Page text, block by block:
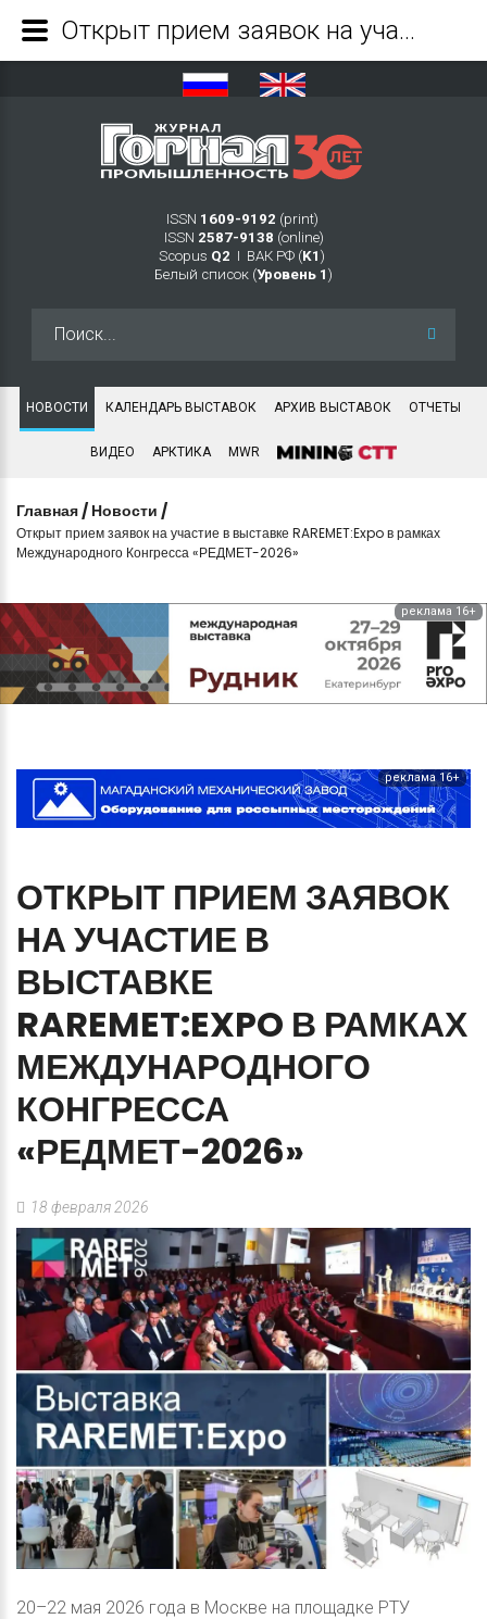
ISSN 1609-9192 (print)
ISSN 2587-9138 (online)
Scopus Q2 Ι ВАК РФ (K1 )
Белый список (Уровень 1 )
НОВОСТИ КАЛЕНДАРЬ ВЫСТАВОК АРХИВ ВЫСТАВОК ОТЧЕТЫ
ВИДЕО АРКТИКА MWR
Главная / Новости /
Открыт прием заявок на участие в выставке RAREMET:Expo в рамках
Международного Конгресса «РЕДМЕТ-2026»
реклама 16+
реклама 16+
ОТКРЫТ ПРИЕМ ЗАЯВОК
НАУЧАСТИЕ В
ВЫСТАВКЕ
RAREMET:EXPO В РАМКАХ
МЕЖДУНАРОДНОГО
КОНГРЕССА
«РЕДМЕТ-2026»
18 февраля 2026
20–22 мая 2026 года в Москве на площадке РТУ
Открыт прием заявок на участие в выставке RAREMET:Expo в рамках Международного Конгресса «РЕДМЕТ-2026» - Журнал Горная промышленность